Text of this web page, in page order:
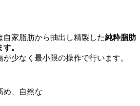
自家脂肪から抽出し精製した純粋脂肪
。
少なく最小限の操作で行います。
め、自然な